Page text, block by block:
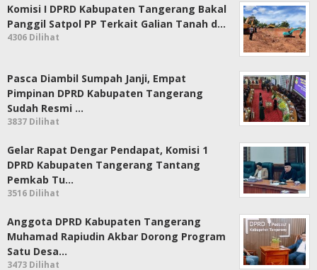
Komisi I DPRD Kabupaten Tangerang Bakal
Panggil Satpol PP Terkait Galian Tanah d…
4306 Dilihat
Pasca Diambil Sumpah Janji, Empat
Pimpinan DPRD Kabupaten Tangerang
Sudah Resmi …
3837 Dilihat
Gelar Rapat Dengar Pendapat, Komisi 1
DPRD Kabupaten Tangerang Tantang
Pemkab Tu…
3516 Dilihat
Anggota DPRD Kabupaten Tangerang
Muhamad Rapiudin Akbar Dorong Program
Satu Desa…
3473 Dilihat